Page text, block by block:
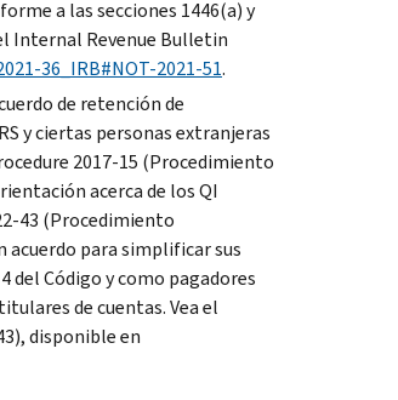
a las secciones 1446(a) y
Internal Revenue Bulletin
36_IRB#NOT-2021-51.
de retención de
y ciertas personas extranjeras
2017-15 (Procedimiento
acerca de losQI
43 (Procedimiento
para simplificar sus
Código y como pagadores
de cuentas. Vea el
disponible en